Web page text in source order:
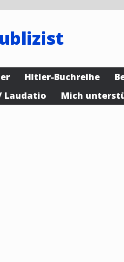
Hitler-Buchreihe
Laudatio Mich